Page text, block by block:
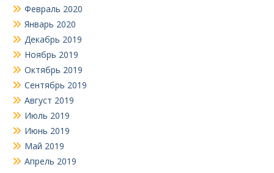
Февраль 2020
Январь 2020
Декабрь 2019
Ноябрь 2019
Октябрь 2019
Сентябрь 2019
Август 2019
Июль 2019
Июнь 2019
Май 2019
Апрель 2019